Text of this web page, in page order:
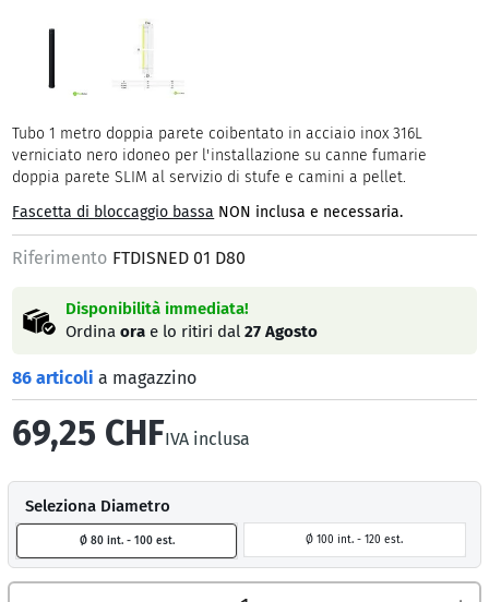
Tubo 1 metro doppia parete coibentato in acciaio inox 316L
verniciato nero idoneo per l'installazione su canne fumarie
doppia parete SLIM al servizio di stufe e camini a pellet.
Fascetta di bloccaggio bassa NON inclusa e necessaria.
Riferimento FTDISNED 01 D80
Disponibilità immediata!
Ordinaora e lo ritiri dal27 Agosto
86 articolia magazzino
69,25 CHFIVA inclusa
Seleziona Diametro
Ø 80 int. - 100 est. Ø 100 int. - 120 est.